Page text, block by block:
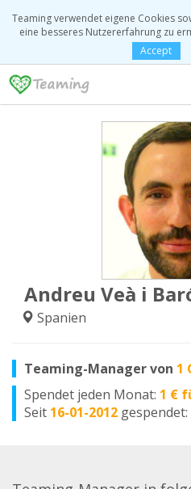
Teaming verwendet eigene Cookies
eine besseres Nutzererfahrung zu
Accept
Andreu Veà i
Spanien
Teaming-Manager von 1
Spendet jeden Monat: 1 €
Seit 16-01-2012 gespendet: